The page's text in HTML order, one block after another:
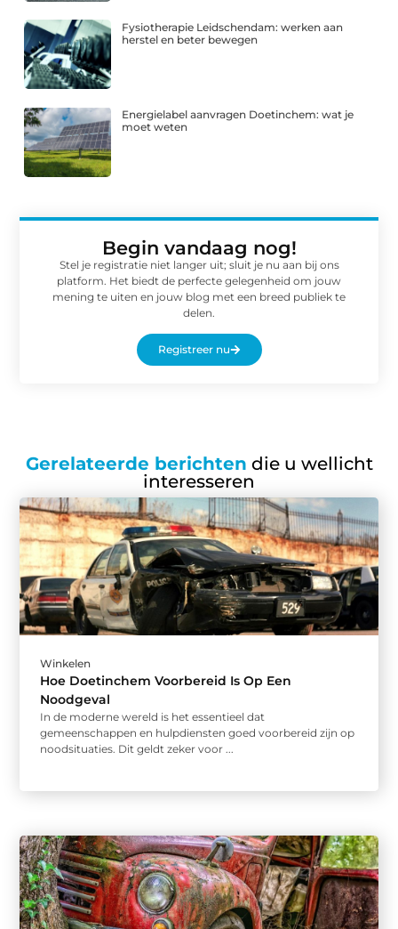
Fysiotherapie Leidschendam: werken aan
herstel en beter bewegen
Energielabel aanvragen Doetinchem: wat je
moet weten
Begin vandaag nog!
Stel je registratie niet langer uit; sluit je nu aan bij ons
platform. Het biedt de perfecte gelegenheid om jouw
mening te uiten en jouw blog met een breed publiek te
delen.
Registreer nu
Gerelateerde berichten die u wellicht
interesseren
Winkelen
Hoe Doetinchem Voorbereid Is Op Een
Noodgeval
In de moderne wereld is het essentieel dat
gemeenschappen en hulpdiensten goed voorbereid zijn op
noodsituaties. Dit geldt zeker voor ...